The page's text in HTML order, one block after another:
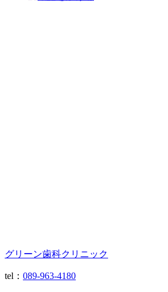
グリーン歯科クリニック
tel： 089-963-4180